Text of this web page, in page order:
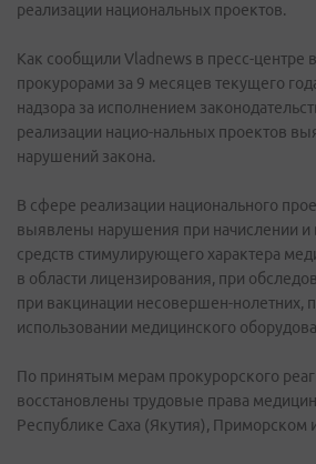
реализации национальных проектов.
Как сообщили Vladnews в пресс-центре
прокурорами за 9 месяцев текущего
надзора за исполнением
реализации нацио-нальных проектов
нарушений закона.
В сфере реализации национального
выявлены нарушения при начислении
средств стимулирующего характера
в области лицензирования, при
при вакцинации несовершен-нолетних,
использовании медицинского
По принятым мерам прокурорского
восстановлены трудовые права
Республике Саха (Якутия), Приморском